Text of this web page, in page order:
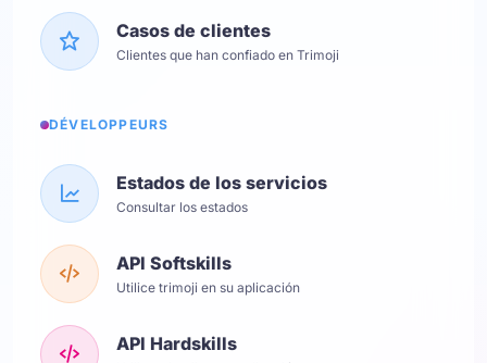
Casos de clientes
Clientes que han confiado en Trimoji
DÉVELOPPEURS
Estados de los servicios
Consultar los estados
API Softskills
Utilice trimoji en su aplicación
API Hardskills